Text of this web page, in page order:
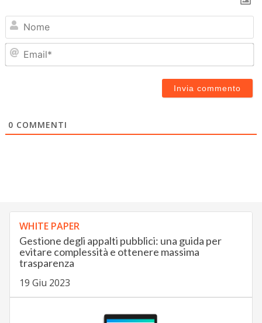
0 COMMENTI
WHITE PAPER
Gestione degli appalti pubblici: una guida per
evitare complessità e ottenere massima
trasparenza
19 Giu 2023